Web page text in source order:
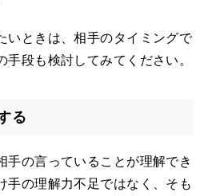
いときは、相手のタイミングで
段も検討してみてください。
る
手の言っていることが理解でき
手の理解力不足ではなく、そも